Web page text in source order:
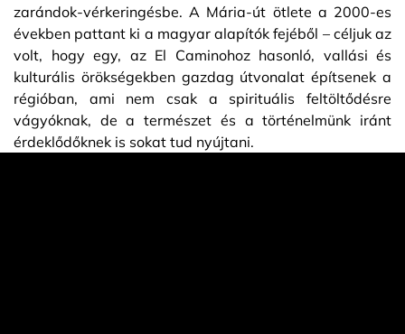
zarándok-vérkeringésbe. A Mária-út ötlete a 2000-es
években pattant ki a magyar alapítók fejéből – céljuk az
volt, hogy egy, az El Caminohoz hasonló, vallási és
kulturális örökségekben gazdag útvonalat építsenek a
régióban, ami nem csak a spirituális feltöltődésre
vágyóknak, de a természet és a történelmünk iránt
érdeklődőknek is sokat tud nyújtani.